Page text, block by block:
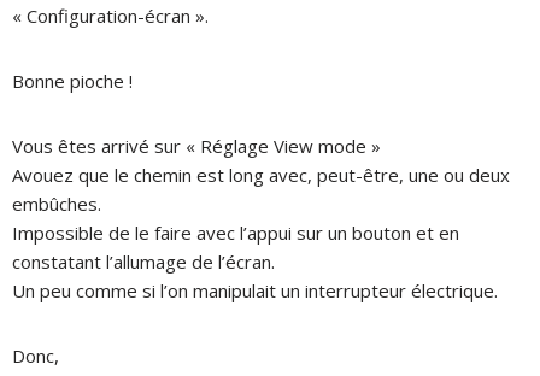
« Configuration-écran ».
Bonne pioche !
Vous êtes arrivé sur « Réglage View mode »
Avouez que le chemin est long avec, peut-être, une ou deux
embûches.
Impossible de le faire avec l’appui sur un bouton et en
constatant l’allumage de l’écran.
Un peu comme si l’on manipulait un interrupteur électrique.
Donc,